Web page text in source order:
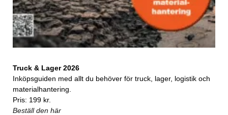
Truck & Lager 2026
Inköpsguiden med allt du behöver för truck, lager, logistik och
materialhantering.
Pris: 199 kr.
Beställ den här